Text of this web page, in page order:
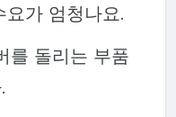
요가 엄청나요.
를 돌리는 부품